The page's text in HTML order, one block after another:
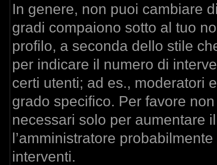
In genere, non puoi cambiare
gradi compaiono sotto al tuo
profilo, a seconda dello stile
per indicare il numero di
certi utenti; ad es., moderatori
grado specifico. Per favore
necessari solo per aumentare
l’amministratore
interventi.